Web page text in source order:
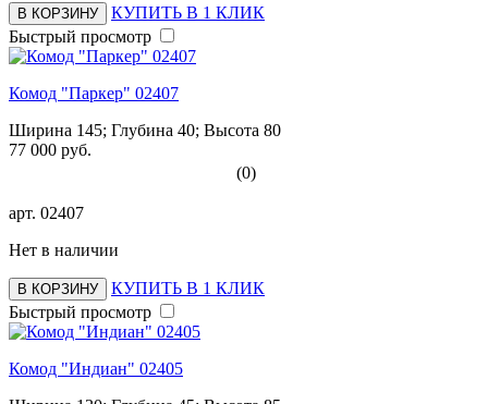
В КОРЗИНУ
КУПИТЬ В 1 КЛИК
Быстрый просмотр
Комод "Паркер" 02407
Ширина 145; Глубина 40; Высота 80
77 000 руб.
(0)
арт. 02407
Нет в наличии
В КОРЗИНУ
КУПИТЬ В 1 КЛИК
Быстрый просмотр
Комод "Индиан" 02405